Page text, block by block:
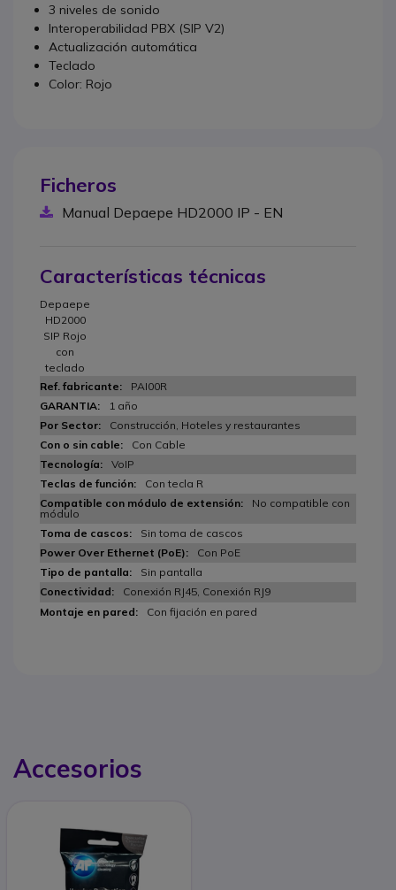
3 niveles de sonido
Interoperabilidad PBX (SIP V2)
Actualización automática
Teclado
Color: Rojo
Ficheros
Manual Depaepe HD2000 IP - EN
Características técnicas
Depaepe
HD2000
SIP Rojo
con
teclado
PAI00R
1 año
Construcción, Hoteles y restaurantes
Con Cable
VoIP
Con tecla R
No compatible con
módulo
Sin toma de cascos
Con PoE
Sin pantalla
Conexión RJ45, Conexión RJ9
Con fijación en pared
Accesorios